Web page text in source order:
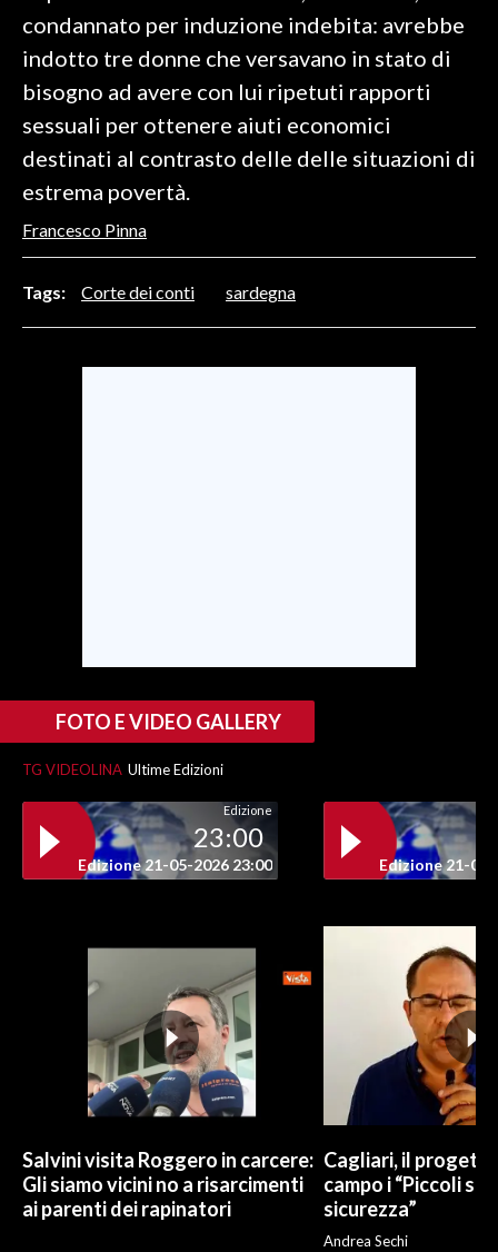
condannato per induzione indebita: avrebbe
indotto tre donne che versavano in stato di
bisogno ad avere con lui ripetuti rapporti
sessuali per ottenere aiuti economici
destinati al contrasto delle delle situazioni di
estrema povertà.
Francesco Pinna
Tags: Corte dei conti sardegna
FOTO E VIDEO GALLERY
TG VIDEOLINA Ultime Edizioni
Edizione
23:00
Edizione 21-05-2026 23:00 Edizione 21-05-
Salvini visita Roggero in carcere:
Gli siamo vicini no a risarcimenti
ai parenti dei rapinatori
Cagliari, il
campo i “Piccoli
sicurezza”
Andrea Sechi